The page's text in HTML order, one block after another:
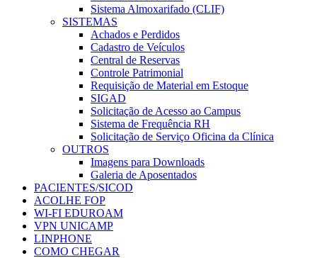
Sistema Almoxarifado (CLIF)
SISTEMAS
Achados e Perdidos
Cadastro de Veículos
Central de Reservas
Controle Patrimonial
Requisição de Material em Estoque
SIGAD
Solicitação de Acesso ao Campus
Sistema de Frequência RH
Solicitação de Serviço Oficina da Clínica
OUTROS
Imagens para Downloads
Galeria de Aposentados
PACIENTES/SICOD
ACOLHE FOP
WI-FI EDUROAM
VPN UNICAMP
LINPHONE
COMO CHEGAR